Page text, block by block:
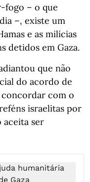
fogo – o que
–, existe um
e as milícias
detidos em Gaza.
que não
do acordo de
concordar com o
israelitas por
aceita ser